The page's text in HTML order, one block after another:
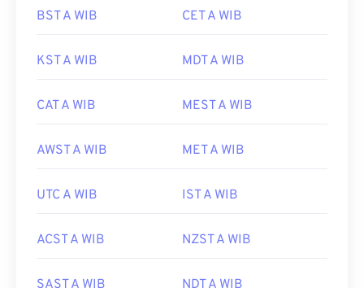
BST A WIB CET A WIB
KST A WIB MDT A WIB
CAT A WIB MEST A WIB
AWST A WIB MET A WIB
UTC A WIB IST A WIB
ACST A WIB NZST A WIB
SAST A WIB NDT A WIB